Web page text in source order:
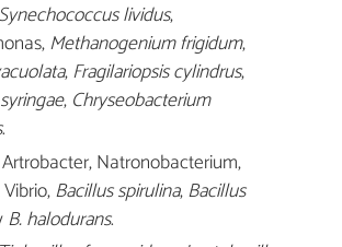
Synechococcus lividus,
Methanogenium frigidum,
,Fragilariopsis cylindrus,
, Chryseobacterium
.
Artrobacter, Natronobacterium,
Bacillus spirulina,Bacillus
B. halodurans.